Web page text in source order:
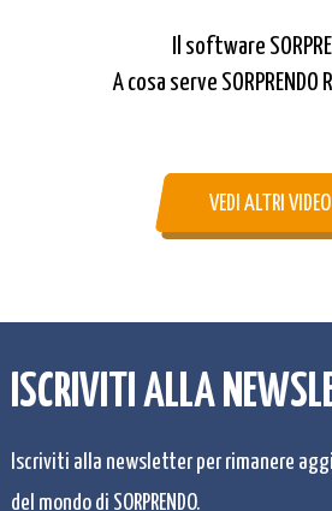
Il software
A cosa serve
VEDI ALTRI VIDEO
ISCRIVITI ALLA
Iscriviti alla newsletter per rimanere
del mondo di SORPRENDO.